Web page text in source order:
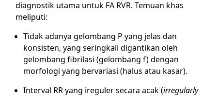
diagnostik utama untuk FA RVR. Temuan khas
meliputi:
Tidak adanya gelombang P yang jelas dan
konsisten, yang seringkali digantikan oleh
gelombang fibrilasi (gelombang f) dengan
morfologi yang bervariasi (halus atau kasar).
Interval RR yang ireguler secara acak (irregularly